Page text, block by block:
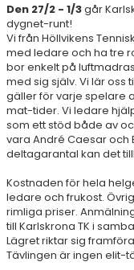
AKTIVITETER & LÄGER
AKTIVITETSPLAN
LUNCHTENNIS
INTENSIVKURS
MELLANDAGSTENNIS
SPORTLOVSTENNIS
PÅSKTENNIS 2026
Den 27/2 - 1/3går
dygnet-runt!
Vi från Höllvikens
med ledare och ha tre
bor enkelt på
med sig själv. Vi lär
gäller för varje spelare
mat-tider. Vi ledare
som ett stöd både av
vara André Caesar och
deltagarantal kan det
Kostnaden för hela
ledare och frukost.
rimliga priser.
till Karlskrona TK i
Lägret riktar sig
Tävlingen är ingen elit-